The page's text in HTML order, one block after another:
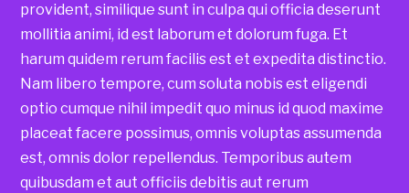
provident, similique sunt in culpa qui officia deserunt
mollitia animi, id est laborum et dolorum fuga. Et
harum quidem rerum facilis est et expedita distinctio.
Nam libero tempore, cum soluta nobis est eligendi
optio cumque nihil impedit quo minus id quod maxime
placeat facere possimus, omnis voluptas assumenda
est, omnis dolor repellendus. Temporibus autem
quibusdam et aut officiis debitis aut rerum